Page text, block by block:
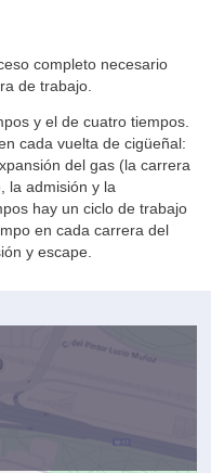
completo necesario
de trabajo.
y el de cuatro tiempos.
cada vuelta de cigüeñal:
del gas (la carrera
la admisión y la
hay un ciclo de trabajo
en cada carrera del
y escape.